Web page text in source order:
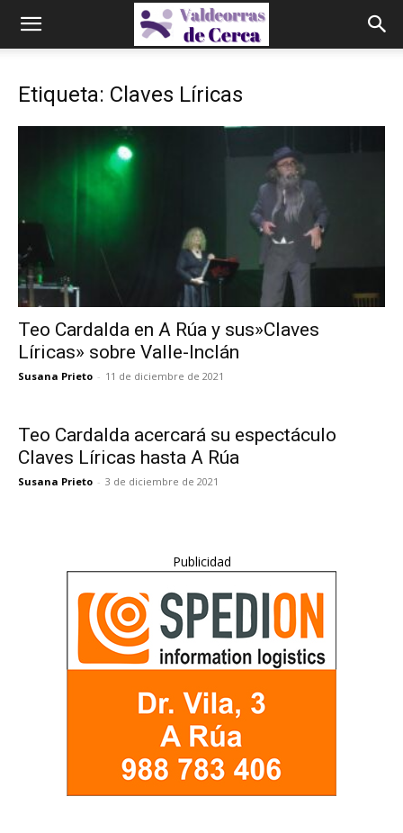
Etiqueta: Claves Líricas
Teo Cardalda en A Rúa y sus»Claves
Líricas» sobre Valle-Inclán
Susana Prieto - 11 de diciembre de 2021
Teo Cardalda acercará su espectáculo
Claves Líricas hasta A Rúa
Susana Prieto - 3 de diciembre de 2021
Publicidad